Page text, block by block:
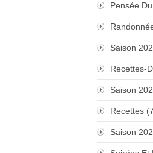
Pensée
Saison
Recettes-
Saison
Recettes
Saison